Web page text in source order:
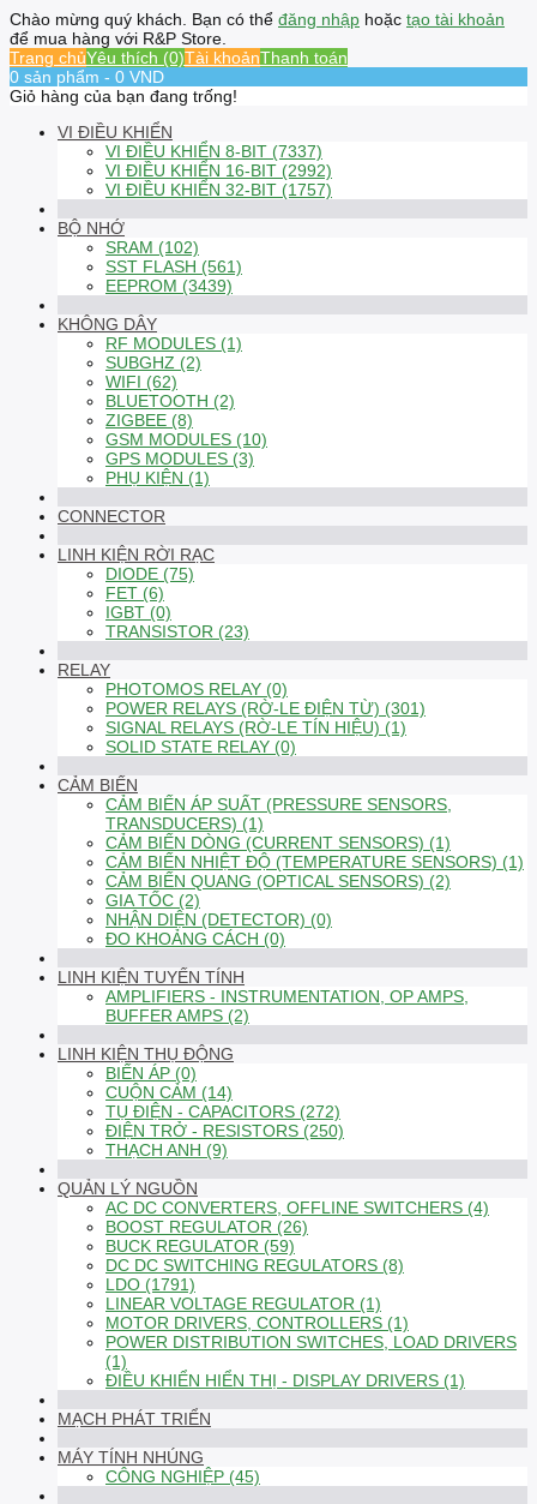
Chào mừng quý khách. Bạn có thể đăng nhập hoặc tạo tài khoản
để mua hàng với R&P Store.
Trang chủYêu thích (0)Tài khoảnThanh toán
0 sản phẩm - 0 VND
Giỏ hàng của bạn đang trống!
VI ĐIỀU KHIỂN
VI ĐIỀU KHIỂN 8-BIT (7337)
VI ĐIỀU KHIỂN 16-BIT (2992)
VI ĐIỀU KHIỂN 32-BIT (1757)
BỘ NHỚ
SRAM (102)
SST FLASH (561)
EEPROM (3439)
KHÔNG DÂY
RF MODULES (1)
SUBGHZ (2)
WIFI (62)
BLUETOOTH (2)
ZIGBEE (8)
GSM MODULES (10)
GPS MODULES (3)
PHỤ KIỆN (1)
CONNECTOR
LINH KIỆN RỜI RẠC
DIODE (75)
FET (6)
IGBT (0)
TRANSISTOR (23)
RELAY
PHOTOMOS RELAY (0)
POWER RELAYS (RỜ-LE ĐIỆN TỪ) (301)
SIGNAL RELAYS (RỜ-LE TÍN HIỆU) (1)
SOLID STATE RELAY (0)
CẢM BIẾN
CẢM BIẾN ÁP SUẤT (PRESSURE SENSORS,
TRANSDUCERS) (1)
CẢM BIẾN DÒNG (CURRENT SENSORS) (1)
CẢM BIẾN NHIỆT ĐỘ (TEMPERATURE SENSORS) (1)
CẢM BIẾN QUANG (OPTICAL SENSORS) (2)
GIA TỐC (2)
NHẬN DIỆN (DETECTOR) (0)
ĐO KHOẢNG CÁCH (0)
LINH KIỆN TUYẾN TÍNH
AMPLIFIERS - INSTRUMENTATION, OP AMPS,
BUFFER AMPS (2)
LINH KIỆN THỤ ĐỘNG
BIẾN ÁP (0)
CUỘN CẢM (14)
TỤ ĐIỆN - CAPACITORS (272)
ĐIỆN TRỞ - RESISTORS (250)
THẠCH ANH (9)
QUẢN LÝ NGUỒN
AC DC CONVERTERS, OFFLINE SWITCHERS (4)
BOOST REGULATOR (26)
BUCK REGULATOR (59)
DC DC SWITCHING REGULATORS (8)
LDO (1791)
LINEAR VOLTAGE REGULATOR (1)
MOTOR DRIVERS, CONTROLLERS (1)
POWER DISTRIBUTION SWITCHES, LOAD DRIVERS
(1)
ĐIỀU KHIỂN HIỂN THỊ - DISPLAY DRIVERS (1)
MẠCH PHÁT TRIỂN
MÁY TÍNH NHÚNG
CÔNG NGHIỆP (45)